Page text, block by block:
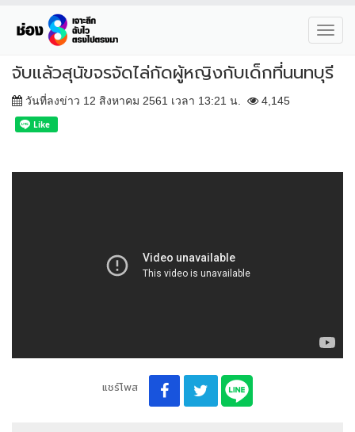
จับแล้วสุนัขจรจัดไล่กัดผู้หญิงกับเด็กที่นนทบุรี
วันที่ลงข่าว 12 สิงหาคม 2561 เวลา 13:21 น. 4,145
แชร์โพส